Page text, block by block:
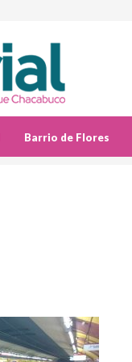
Barrio de Flores